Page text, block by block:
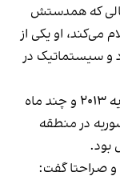
که همدستش
می‌کند، او یکی از
و سیستماتیک در
برادر کوچک‌تر امجد به نام نعیم یوسف، ژانویه ۲۰۱۳ و چند ماه
در منطقه
بود.
صراحتا گفت: